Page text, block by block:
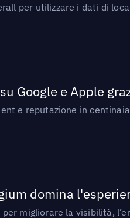
per utilizzare i dati di
Google e Apple
e reputazione in
domina
migliorare la visibilità,